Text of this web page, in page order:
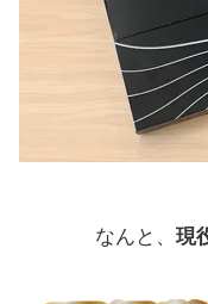
なんと、 現